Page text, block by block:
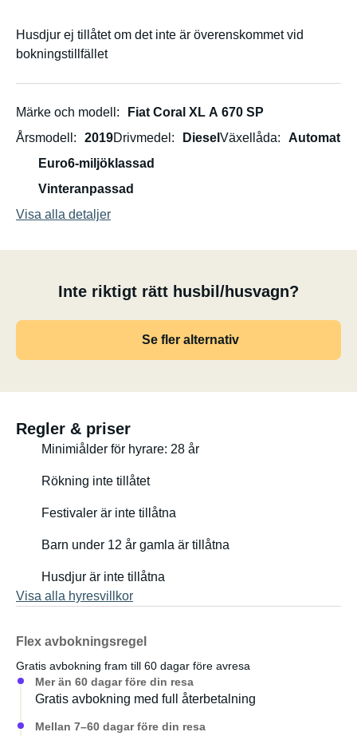
Husdjur ej tillåtet om det inte är överenskommet vid
bokningstillfället
Märke och modell
Fiat Coral XL A 670 SP
Årsmodell
2019Drivmedel Diesel Växellåda
Automat
Euro6-miljöklassad
Vinteranpassad
Visa alla detaljer
Inte riktigt rätt husbil/husvagn?
Se fler alternativ
Regler & priser
Minimiålder för hyrare: 28 år
Rökning inte tillåtet
Festivaler är inte tillåtna
Barn under 12 år gamla är tillåtna
Husdjur är inte tillåtna
Visa alla hyresvillkor
Flex avbokningsregel
Gratis avbokning fram till 60 dagar före avresa
Mer än 60 dagar före din resa
Gratis avbokning med full återbetalning
Mellan 7–60 dagar före din resa